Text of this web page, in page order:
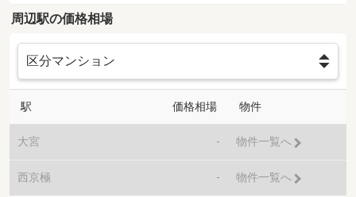
周辺駅の価格相場
駅 価格相場 物件
大宮 - 物件一覧へ
西京極 - 物件一覧へ